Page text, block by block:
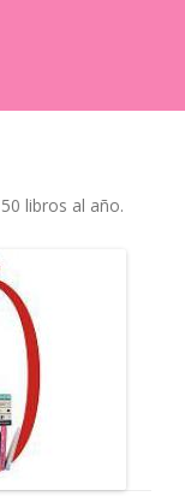
50 libros al año.